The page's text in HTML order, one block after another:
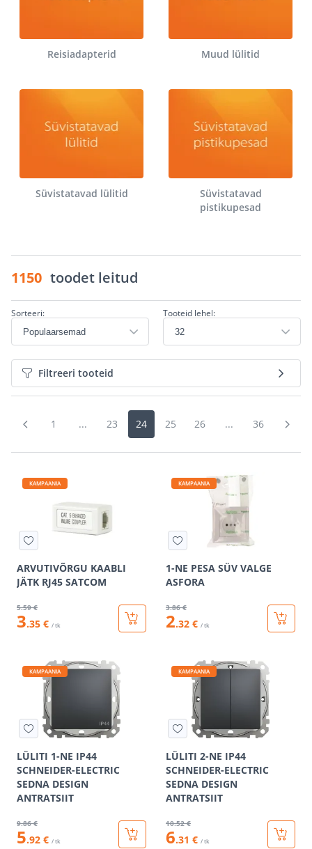
Reisiadapterid Muud lülitid
Süvistatavad lülitid
Süvistatavad
pistikupesad
1150 toodet leitud
Sorteeri: Tooteid lehel:
Filtreeri tooteid
1 ... 23 24 25 26 ... 36
KAMPAANIA
ARVUTIVÕRGU KAABLI
JÄTK RJ45 SATCOM
5.59 €
3.35 € / tk
KAMPAANIA
1-NE PESA SÜV VALGE
ASFORA
3.86 €
2.32 € / tk
KAMPAANIA
LÜLITI 1-NE IP44
SCHNEIDER-ELECTRIC
SEDNA DESIGN
ANTRATSIIT
9.86 €
5.92 € / tk
KAMPAANIA
LÜLITI 2-NE IP44
SCHNEIDER-ELECTRIC
SEDNA DESIGN
ANTRATSIIT
10.52 €
6.31 € / tk